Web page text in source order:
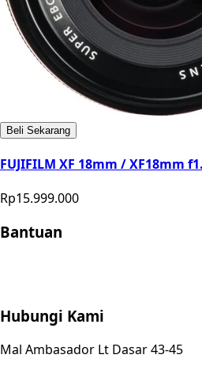
Beli Sekarang
FUJIFILM XF 18mm / XF18mm
Rp15.999.000
Bantuan
Hubungi Kami
Mal Ambasador Lt Dasar 43-45